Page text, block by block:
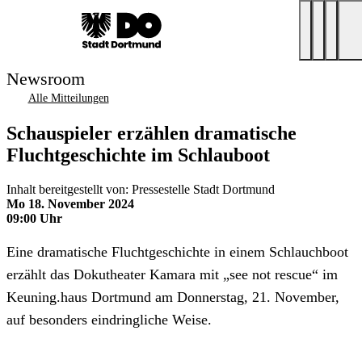
Newsroom
Alle Mitteilungen
Schauspieler erzählen dramatische
Fluchtgeschichte im Schlauboot
Inhalt bereitgestellt von: Pressestelle Stadt Dortmund
Mo 18. November 2024
09:00 Uhr
Eine dramatische Fluchtgeschichte in einem Schlauchboot
erzählt das Dokutheater Kamara mit „see not rescue“ im
Keuning.haus Dortmund am Donnerstag, 21. November,
auf besonders eindringliche Weise.